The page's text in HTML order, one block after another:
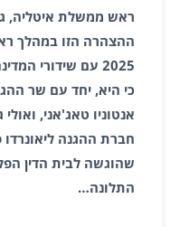
ראש ממשלת איטליה,
כי היא, יחד עם שר
אנטוניו טאג'אני,
חברת ההגנה
התלונה…